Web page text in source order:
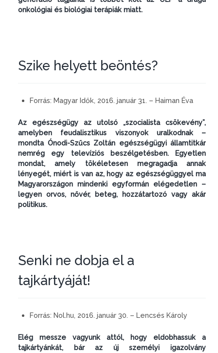
onkológiai és bioló­giai terápiák miatt.
Szike helyett beöntés?
Forrás: Magyar Idők, 2016. január 31. – Haiman Éva
Az egészségügy az utolsó „szocialista csökevény”,
amelyben feudalisztikus viszonyok uralkodnak –
mondta Ónodi-Szűcs Zoltán egészségügyi államtitkár
nemrég egy televíziós beszélgetésben. Egyetlen
mondat, amely tökéletesen megragadja annak
lényegét, miért is van az, hogy az egészségüggyel ma
Magyarországon mindenki egyformán elégedetlen –
legyen orvos, nővér, beteg, hozzátartozó vagy akár
politikus.
Senki ne dobja el a
tajkártyáját!
Forrás: Nol.hu, 2016. január 30. – Lencsés Károly
Elég messze vagyunk attól, hogy eldobhassuk a
tajkártyánkát, bár az új személyi igazolvány